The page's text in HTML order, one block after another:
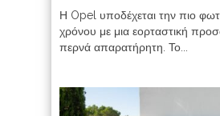
Η Opel υποδέχεται την πιο
χρόνου με μια εορταστική
περνά απαρατήρητη. Το...